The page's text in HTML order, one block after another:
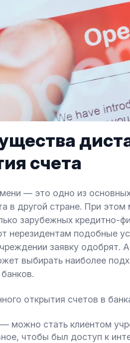
счета
— это одно из
в другой стране. При
зарубежных кредитно-
нерезидентам подобные
заявку одобрят.
выбирать наиболее
открытия счетов в
можно стать клиентом
чтобы был доступ к